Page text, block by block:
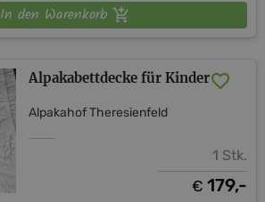
In den Warenkorb
Alpakabettdecke für Kinder
Alpakahof Theresienfeld
1 Stk.
€ 179,-